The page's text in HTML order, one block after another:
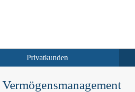
Privatkunden
Vermögensmanagement